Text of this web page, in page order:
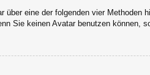
über eine der folgenden vier
Sie keinen Avatar benutzen können,